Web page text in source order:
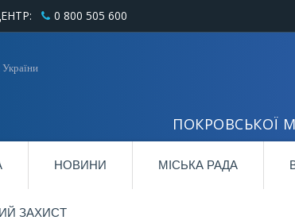
0 800 505 600
ПОКРОВСЬКОЇ
НОВИНИ МІСЬКА РАДА
ЗАХИСТ